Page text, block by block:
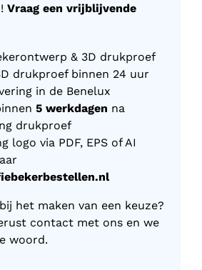
Vraag een vrijblijvende
& 3D drukproef
drukproef binnen 24 uur
in de Benelux
5 werkdagen na
drukproef
logo via PDF, EPS of AI
het maken van een keuze?
contact met ons en we
woord.